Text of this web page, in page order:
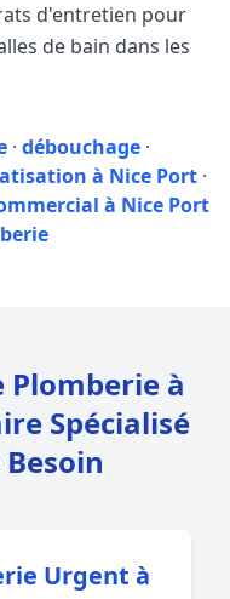
d'entretien pour
de bain dans les
· débouchage·
à Nice Port ·
à Nice Port
Plomberie à
Spécialisé
Urgent à